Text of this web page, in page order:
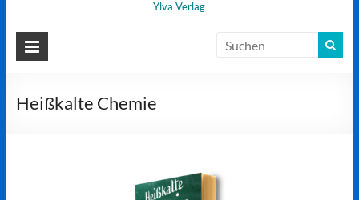
Ylva Verlag
Heißkalte Chemie